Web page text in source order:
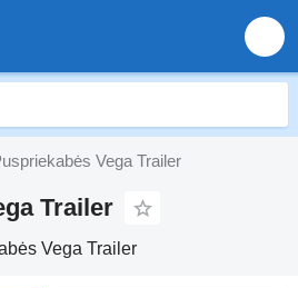
Vega Trailer
Trailer
Vega Trailer